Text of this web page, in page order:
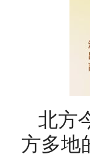
北方
方多地